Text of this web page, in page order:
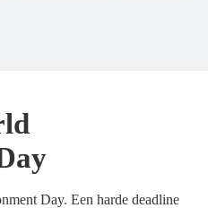
Day. Een harde deadline